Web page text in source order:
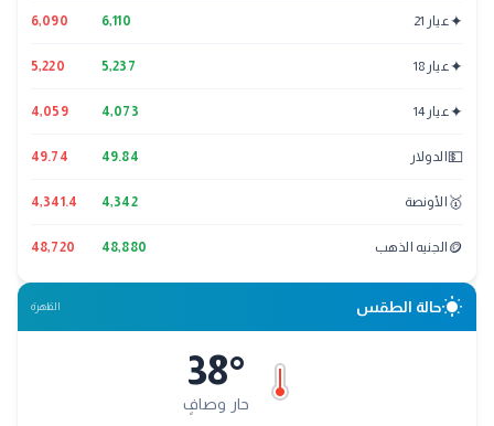
✦ عيار 21 6,110
6,090
✦ عيار 18 5,237
5,220
✦ عيار 14 4,073
4,059
💵الدولار 49.84
49.74
🥇 الأونصة 4,342
4,341.4
🪙 الجنيه الذهب 48,880
48,720
wb_sunnyحالة الطقس القاهرة
38°
حار وصافٍ